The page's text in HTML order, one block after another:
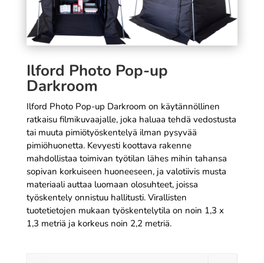
Ilford Photo Pop-up
Darkroom
Ilford Photo Pop-up Darkroom on käytännöllinen
ratkaisu filmikuvaajalle, joka haluaa tehdä vedostusta
tai muuta pimiötyöskentelyä ilman pysyvää
pimiöhuonetta. Kevyesti koottava rakenne
mahdollistaa toimivan työtilan lähes mihin tahansa
sopivan korkuiseen huoneeseen, ja valotiivis musta
materiaali auttaa luomaan olosuhteet, joissa
työskentely onnistuu hallitusti. Virallisten
tuotetietojen mukaan työskentelytila on noin 1,3 x
1,3 metriä ja korkeus noin 2,2 metriä.